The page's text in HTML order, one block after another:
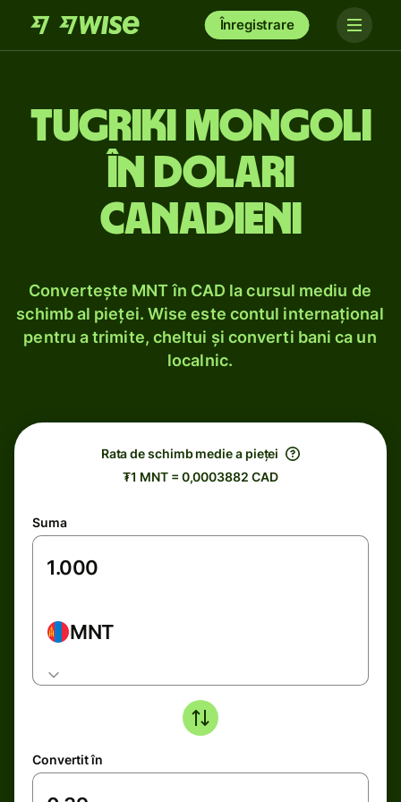
Înregistrare
Tugriki mongoli
în dolari
canadieni
Convertește MNT în CAD la cursul mediu de
schimb al pieței. Wise este contul internațional
pentru a trimite, cheltui și converti bani ca un
localnic.
Rata de schimb medie a pieței
₮1 MNT = 0,0003882 CAD
Suma
MNT
Convertit în